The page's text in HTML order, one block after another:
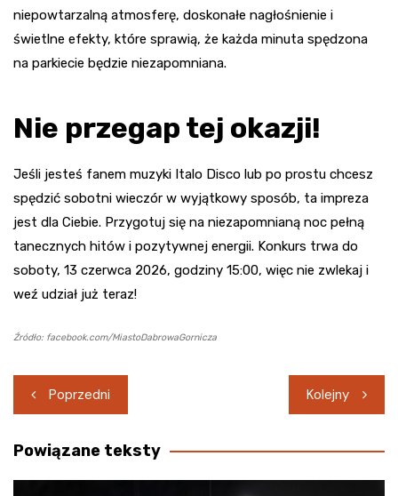
niepowtarzalną atmosferę, doskonałe nagłośnienie i
świetlne efekty, które sprawią, że każda minuta spędzona
na parkiecie będzie niezapomniana.
Nie przegap tej okazji!
Jeśli jesteś fanem muzyki Italo Disco lub po prostu chcesz
spędzić sobotni wieczór w wyjątkowy sposób, ta impreza
jest dla Ciebie. Przygotuj się na niezapomnianą noc pełną
tanecznych hitów i pozytywnej energii. Konkurs trwa do
soboty, 13 czerwca 2026, godziny 15:00, więc nie zwlekaj i
weź udział już teraz!
Źródło: facebook.com/MiastoDabrowaGornicza
Nawigacja
wpisu
Poprzedni Kolejny
Powiązane teksty